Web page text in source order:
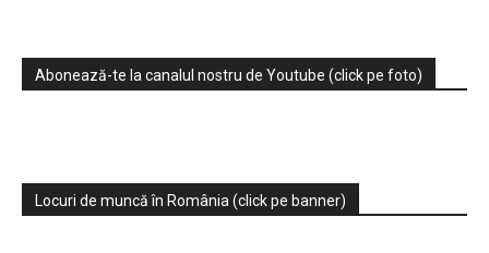
Abonează-te la canalul nostru de Youtube (click pe foto)
Locuri de muncă în România (click pe banner)